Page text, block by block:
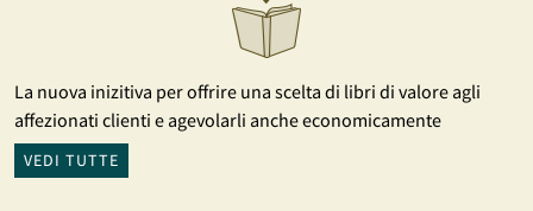
La nuova inizitiva per offrire una scelta di libri di valore agli
affezionati clienti e agevolarli anche economicamente
VEDI TUTTE